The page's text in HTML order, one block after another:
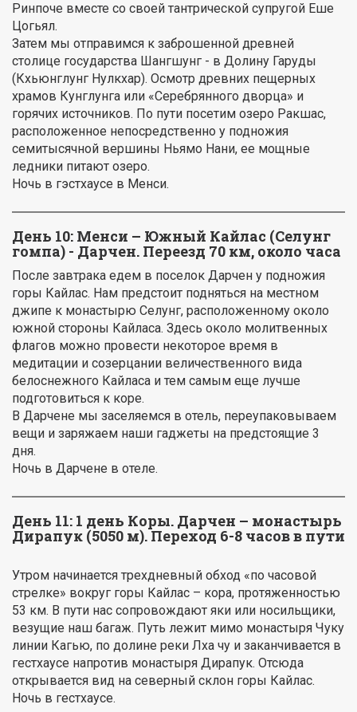
Ринпоче вместе со своей тантрической супругой Еше
Цогьял.
Затем мы отправимся к заброшенной древней
столице государства Шангшунг - в Долину Гаруды
(Кхьюнглунг Нулкхар). Осмотр древних пещерных
храмов Кунглунга или «Серебрянного дворца» и
горячих источников. По пути посетим озеро Ракшас,
расположенное непосредственно у подножия
семитысячной вершины Ньямо Нани, ее мощные
ледники питают озеро.
Ночь в гэстхаусе в Менси.
День 10: Менси – Южный Кайлас (Селунг
гомпа) - Дарчен. Переезд 70 км, около часа
После завтрака едем в поселок Дарчен у подножия
горы Кайлас. Нам предстоит подняться на местном
джипе к монастырю Селунг, расположенному около
южной стороны Кайласа. Здесь около молитвенных
флагов можно провести некоторое время в
медитации и созерцании величественного вида
белоснежного Кайласа и тем самым еще лучше
подготовиться к коре.
В Дарчене мы заселяемся в отель, переупаковываем
вещи и заряжаем наши гаджеты на предстоящие 3
дня.
Ночь в Дарчене в отеле.
День 11: 1 день Коры. Дарчен – монастырь
Дирапук (5050 м). Переход 6-8 часов в пути
Утром начинается трехдневный обход «по часовой
стрелке» вокруг горы Кайлас – кора, протяженностью
53 км. В пути нас сопровождают яки или носильщики,
везущие наш багаж. Путь лежит мимо монастыря Чуку
линии Кагью, по долине реки Лха чу и заканчивается в
гестхаусе напротив монастыря Дирапук. Отсюда
открывается вид на северный склон горы Кайлас.
Ночь в гестхаусе.